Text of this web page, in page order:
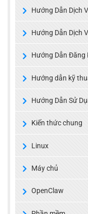
Hướng Dẫn Dịch
Hướng Dẫn Dịch
Hướng Dẫn Đăng
Hướng dẫn kỹ
Hướng Dẫn Sử
Kiến thức chung
Linux
Máy chủ
OpenClaw